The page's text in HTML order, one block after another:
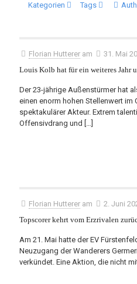
Kategorien Tags
Florian Hutterer am
31. Mai
Louis Kolb hat für ein weiteres Jahr
Der 23-jährige Außenstürmer hat
einen enorm hohen Stellenwert im
spektakulärer Akteur. Extrem
Offensivdrang und […]
Florian Hutterer am
2. Juni
Topscorer kehrt vom Erzrivalen
Am 21. Mai hatte der EV
Neuzugang der Wanderers
verkündet. Eine Aktion, die nicht